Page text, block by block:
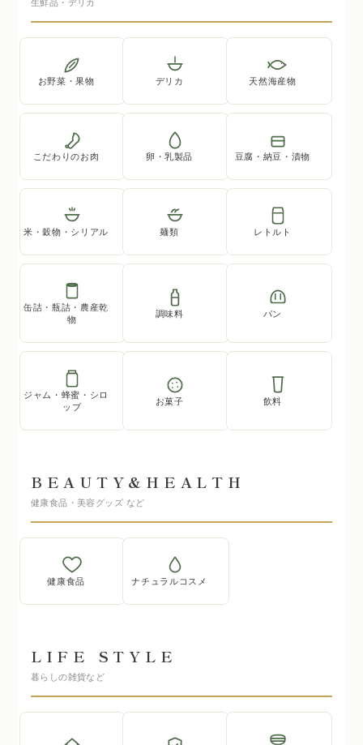
生鮮品・デリカ
お野菜・果物 デリカ 天然海産物
こだわりのお肉 卵・乳製品 豆腐・納豆・漬物
米・穀物・シリアル 麺類 レトルト
缶詰・瓶詰・農産乾
物
調味料 パン
ジャム・蜂蜜・シロ
ップ
お菓子 飲料
BEAUTY&HEALTH
健康食品・美容グッズ など
健康食品 ナチュラルコスメ
LIFE STYLE
暮らしの雑貨など